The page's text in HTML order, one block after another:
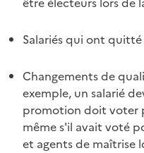
Salariés qui ont
Changements de
exemple, un salarié
promotion doit voter
même s'il avait voté
et agents de maîtrise